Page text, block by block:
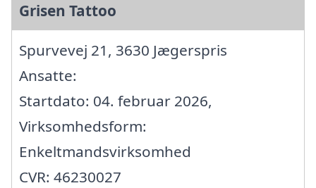
Grisen Tattoo
Spurvevej 21, 3630 Jægerspris
Ansatte:
Startdato: 04. februar 2026,
Virksomhedsform:
Enkeltmandsvirksomhed
CVR: 46230027